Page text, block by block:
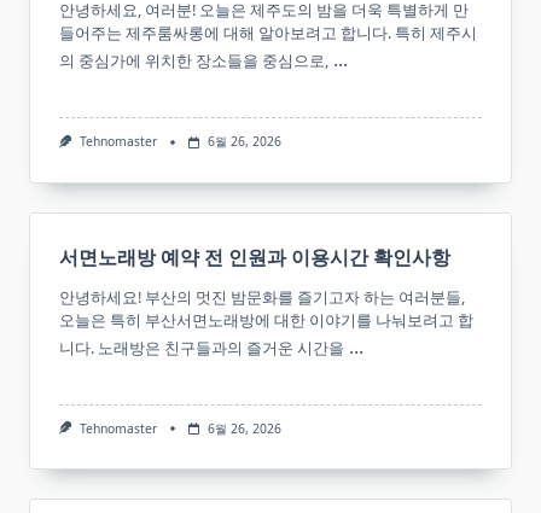
안녕하세요, 여러분! 오늘은 제주도의 밤을 더욱 특별하게 만
들어주는 제주룸싸롱에 대해 알아보려고 합니다. 특히 제주시
의 중심가에 위치한 장소들을 중심으로, ...
Tehnomaster 6월 26, 2026
서면노래방 예약 전 인원과 이용시간 확인사항
안녕하세요! 부산의 멋진 밤문화를 즐기고자 하는 여러분들,
오늘은 특히 부산서면노래방에 대한 이야기를 나눠보려고 합
니다. 노래방은 친구들과의 즐거운 시간을 ...
Tehnomaster 6월 26, 2026